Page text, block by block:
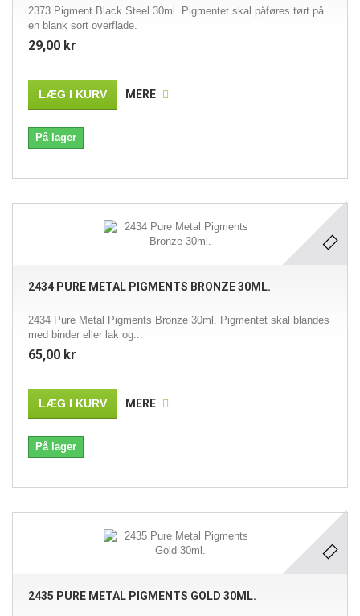
2373 Pigment Black Steel 30ml. Pigmentet skal påføres tørt på
en blank sort overflade.
29,00 kr
LÆG I KURV MERE
På lager
2434 PURE METAL PIGMENTS BRONZE 30ML.
2434 Pure Metal Pigments Bronze 30ml. Pigmentet skal blandes
med binder eller lak og...
65,00 kr
LÆG I KURV MERE
På lager
2435 PURE METAL PIGMENTS GOLD 30ML.